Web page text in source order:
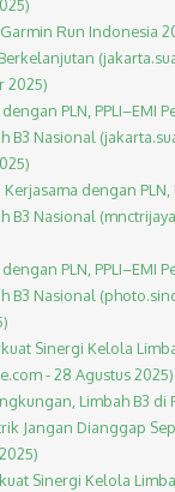
Garmin Run Indonesia
2025)
PLN, PPLI–EMI
B3 Nasional
dengan PLN,
B3 Nasional
PLN, PPLI–EMI
B3 Nasional
Sinergi Kelola
- 28 Agustus 2025)
Limbah B3 di
Jangan Dianggap
Sinergi Kelola